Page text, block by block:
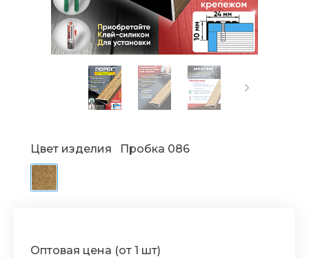
Цвет изделия Пробка 086
Оптовая цена (от 1 шт)